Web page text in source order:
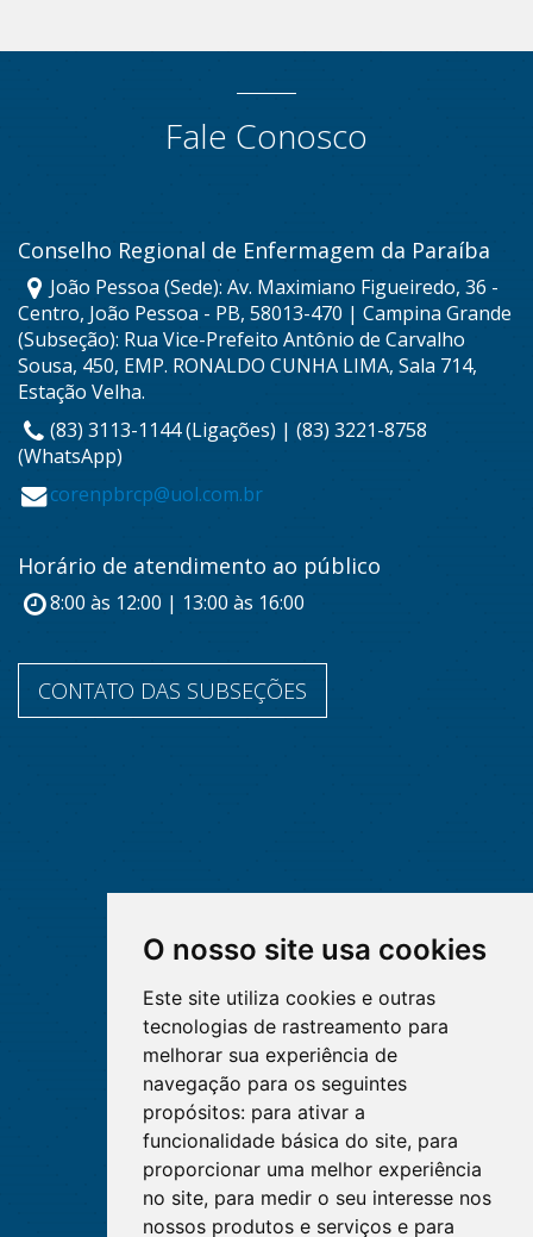
O nosso site usa cookies
Este site utiliza cookies e outras
tecnologias de rastreamento para
melhorar sua experiência de
navegação para os seguintes
propósitos: para ativar a
funcionalidade básica do site, para
proporcionar uma melhor experiência
no site, para medir o seu interesse nos
nossos produtos e serviços e para
Fale Conosco
Conselho Regional de Enfermagem da Paraíba
João Pessoa (Sede): Av. Maximiano Figueiredo, 36 -
Centro, João Pessoa - PB, 58013-470 | Campina Grande
(Subseção): Rua Vice-Prefeito Antônio de Carvalho
Sousa, 450, EMP. RONALDO CUNHA LIMA, Sala 714,
Estação Velha.
(83) 3113-1144 (Ligações) | (83) 3221-8758
(WhatsApp)
corenpbrcp@uol.com.br
Horário de atendimento ao público
8:00 às 12:00 | 13:00 às 16:00
CONTATO DAS SUBSEÇÕES